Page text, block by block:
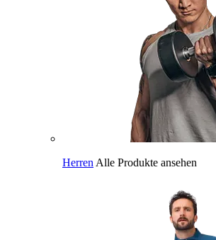
Herren Alle Produkte ansehen